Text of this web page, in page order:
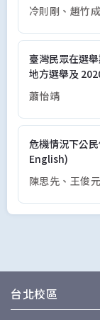
冷則剛 趙竹成
臺灣民眾在選
地方選舉及
蕭怡靖
危機情況下公
English)
陳思先
王俊元
台北校區